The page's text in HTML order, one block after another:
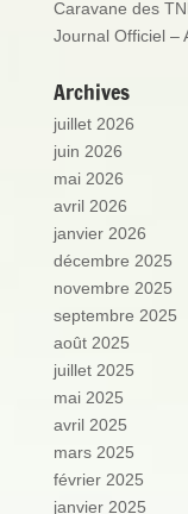
Caravane des
Journal Officiel –
Archives
juillet 2026
juin 2026
mai 2026
avril 2026
janvier 2026
décembre 2025
novembre 2025
septembre 2025
août 2025
juillet 2025
mai 2025
avril 2025
mars 2025
février 2025
janvier 2025